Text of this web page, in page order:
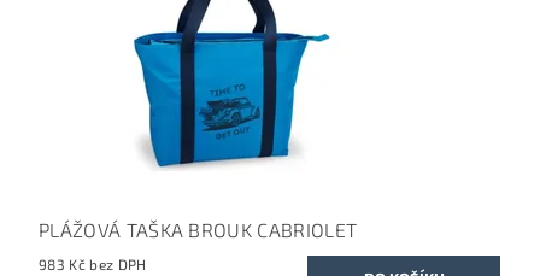
PLÁŽOVÁ TAŠKA BROUK CABRIOLET
983 Kč bez DPH